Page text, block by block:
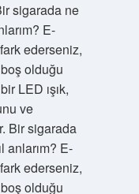
sigarada ne
E-
ederseniz,
olduğu
LED ışık,
ve
Bir sigarada
anlarım? E-
ederseniz,
olduğu